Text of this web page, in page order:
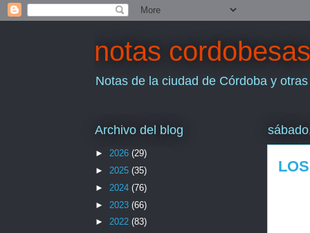
notas cordobesas
Notas de la ciudad de Córdoba y
Archivo del blog
► 2026 (29)
► 2025 (35)
► 2024 (76)
► 2023 (66)
► 2022 (83)